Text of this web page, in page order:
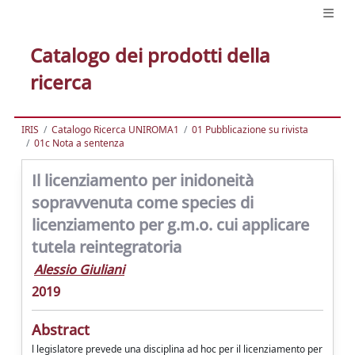
Catalogo dei prodotti della
ricerca
IRIS Catalogo Ricerca UNIROMA1
01 Pubblicazione su rivista
01c Nota a sentenza
Il licenziamento per inidoneità
sopravvenuta come species di
licenziamento per g.m.o. cui applicare
tutela reintegratoria
Alessio Giuliani
2019
Abstract
l legislatore prevede una disciplina ad hoc per il licenziamento per